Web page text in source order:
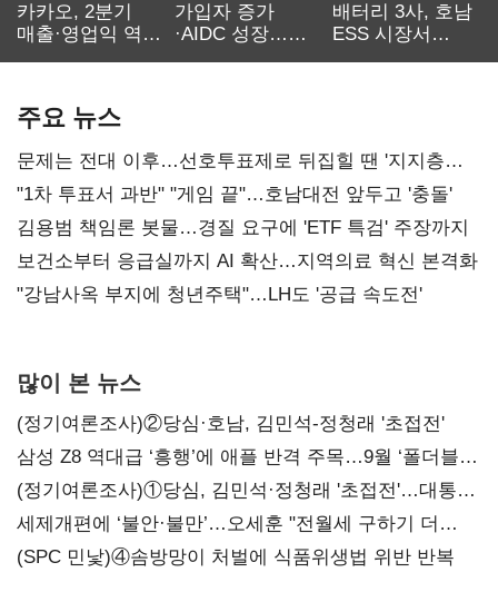
카카오, 2분기
매출·영업익 역대
가입자 증가
·AIDC 성장…
배터리 3사, 호남
ESS 시장서
주요 뉴스
문제는 전대 이후…선호투표제로 뒤집힐 땐 '지지층
불복'
"1차 투표서 과반" "게임 끝"…호남대전 앞두고 '충돌'
김용범 책임론 봇물…경질 요구에 'ETF 특검' 주장까지
보건소부터 응급실까지 AI 확산…지역의료 혁신 본격화
"강남사옥 부지에 청년주택"…LH도 '공급 속도전'
많이 본 뉴스
(정기여론조사)②당심·호남, 김민석-정청래 '초접전'
삼성 Z8 역대급 ‘흥행’에 애플 반격 주목…9월 ‘폴더블
대전’
(정기여론조사)①당심, 김민석·정청래 '초접전'…대통령
지지도 '50% 아래로'(종합)
세제개편에 ‘불안·불만’…오세훈 "전월세 구하기 더
힘들어질 것"
(SPC 민낯)④솜방망이 처벌에 식품위생법 위반 반복